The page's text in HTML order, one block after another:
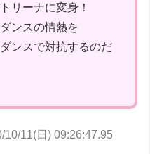
リーナに変身！
ンスの情熱を
ンスで対抗するのだ
10/11(日) 09:26:47.95